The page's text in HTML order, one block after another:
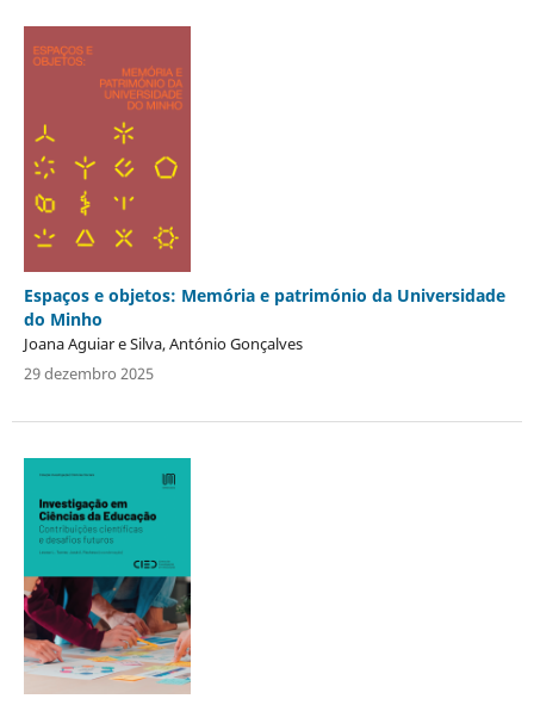
Espaços e objetos: Memória e património da Universidade
do Minho
Joana Aguiar e Silva, António Gonçalves
29 dezembro 2025